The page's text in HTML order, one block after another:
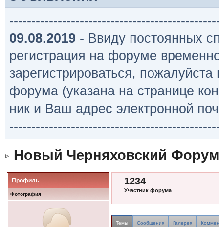
09.08.2019 - Ввиду постоянных
регистрация на форуме
зарегистрироваться,
форума (указана на странице
ник и Ваш адрес электронной
Новый Черняховский Форум
Профиль
Фотография
1234
Участник форума
Темы Сообщения Галерея